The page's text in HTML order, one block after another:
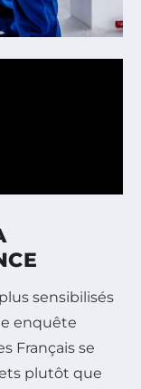
sensibilisés
enquête
Français se
plutôt que